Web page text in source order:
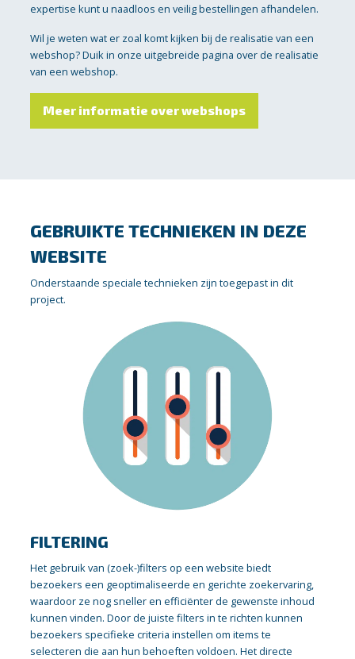
expertise kunt u naadloos en veilig bestellingen afhandelen.
Wil je weten wat er zoal komt kijken bij de realisatie van een
webshop? Duik in onze uitgebreide pagina over de realisatie
van een webshop.
Meer informatie over webshops
GEBRUIKTE TECHNIEKEN IN DEZE
WEBSITE
Onderstaande speciale technieken zijn toegepast in dit
project.
FILTERING
Het gebruik van (zoek-)filters op een website biedt
bezoekers een geoptimaliseerde en gerichte zoekervaring,
waardoor ze nog sneller en efficiënter de gewenste inhoud
kunnen vinden. Door de juiste filters in te richten kunnen
bezoekers specifieke criteria instellen om items te
selecteren die aan hun behoeften voldoen. Het directe